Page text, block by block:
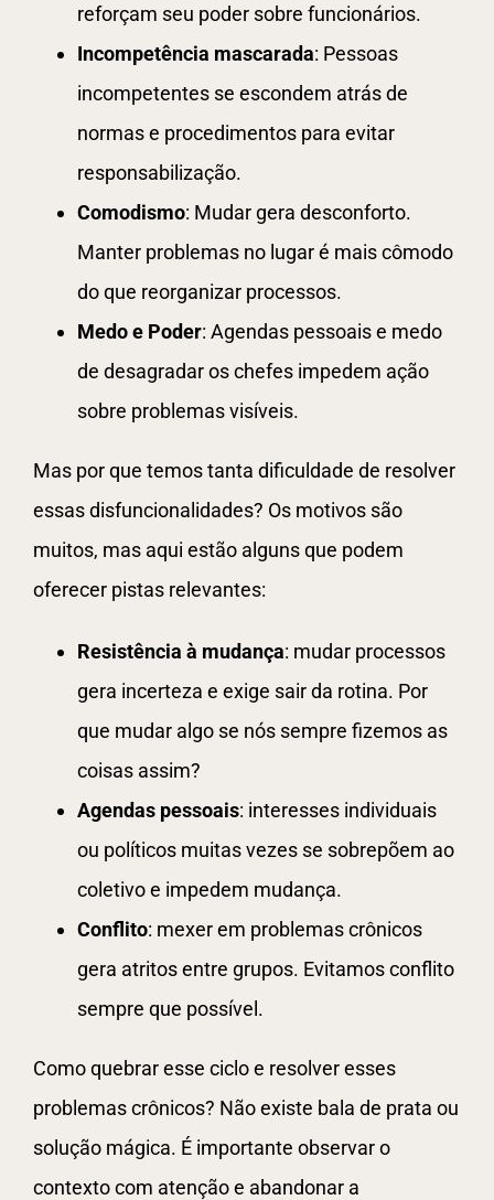
reforçam seu poder sobre funcionários.
Incompetência mascarada: Pessoas
incompetentes se escondem atrás de
normas e procedimentos para evitar
responsabilização.
Comodismo: Mudar gera desconforto.
Manter problemas no lugar é mais cômodo
do que reorganizar processos.
Medo e Poder: Agendas pessoais e medo
de desagradar os chefes impedem ação
sobre problemas visíveis.
Mas por que temos tanta dificuldade de resolver
essas disfuncionalidades? Os motivos são
muitos, mas aqui estão alguns que podem
oferecer pistas relevantes:
Resistência à mudança: mudar processos
gera incerteza e exige sair da rotina. Por
que mudar algo se nós sempre fizemos as
coisas assim?
Agendas pessoais: interesses individuais
ou políticos muitas vezes se sobrepõem ao
coletivo e impedem mudança.
Conflito: mexer em problemas crônicos
gera atritos entre grupos. Evitamos conflito
sempre que possível.
Como quebrar esse ciclo e resolver esses
problemas crônicos? Não existe bala de prata ou
solução mágica. É importante observar o
contexto com atenção e abandonar a